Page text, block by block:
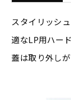
スタイリッシ
適なLP用ハー
蓋は取り外しが